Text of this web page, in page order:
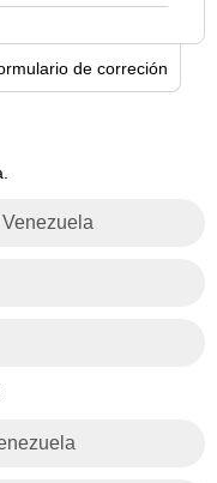
de correción